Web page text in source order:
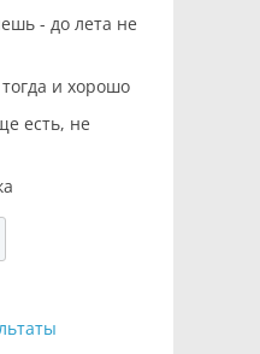
- до лета не
и хорошо
есть, не